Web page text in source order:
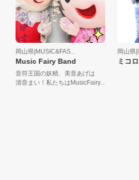
岡山県|MUSIC&FAS...
Music Fairy Band
音符王国の妖精、美音あげは
清音まい！私たちはMusicFairy...
岡山県|
ミコロ